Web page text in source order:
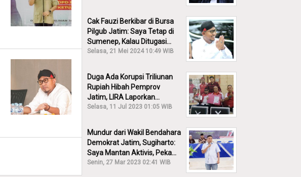
Cak Fauzi Berkibar di Bursa
Pilgub Jatim: Saya Tetap di
Sumenep, Kalau Ditugasi
Partai Lain Cerita!
Selasa, 21 Mei 2024 10:49 WIB
Duga Ada Korupsi Triliunan
Rupiah Hibah Pemprov
Jatim, LIRA Laporkan
Khofifah ke KPK: Dia Harus
Selasa, 11 Jul 2023 01:05 WIB
Mundur dari Wakil Bendahara
Demokrat Jatim, Sugiharto:
Saya Mantan Aktivis, Peka
Sekali Kalau Ada yang
Senin, 27 Mar 2023 02:41 WIB